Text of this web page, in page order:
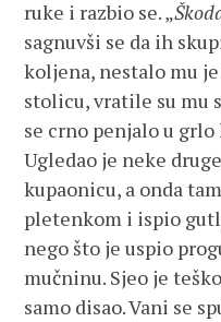
ruke i razbio se. „
sagnuvši se da ih
koljena, nestalo mu
stolicu, vratile su mu
se crno penjalo u grlo
Ugledao je neke
kupaonicu, a onda
pletenkom i ispio
nego što je uspio
mučninu. Sjeo je
samo disao. Vani se